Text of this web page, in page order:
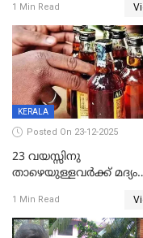
59 വർഷം തടവും
പിഴയും ശിക്ഷ
1 Min Read
KERALA
Posted On 23-12-2025
23 വയസ്സിനു
താഴെയുള്ളവർക്ക് മദ്യം
രണ്ട് കേസുകൾ
1 Min Read